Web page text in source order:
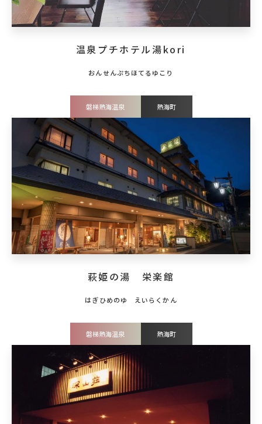
温泉プチホテル湯kori
磐梯熱海温泉 熱海町
萩姫の湯 栄楽館
磐梯熱海温泉 熱海町